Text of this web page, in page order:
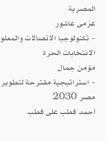
المصرية
عزمى
- تكنولوجيا الاتصالات
الانتخابات الحرة
مؤمن
- استراتيجية مقترحة لتطوير
مصر 2030
أحمد قطب على قطب